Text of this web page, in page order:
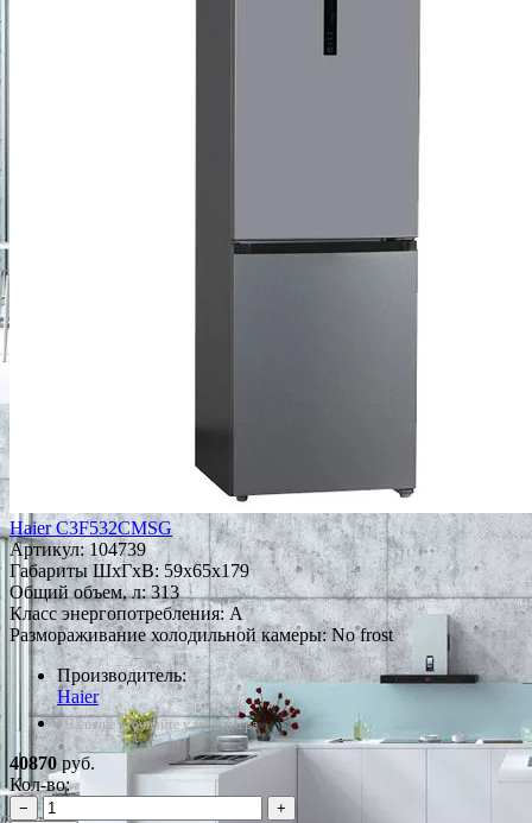
Haier C3F532CMSG
Артикул:104739
Габариты ШxГxВ: 59x65x179
Общий объем, л: 313
Класс энергопотребления: A
Размораживание холодильной камеры: No frost
Производитель:
Haier
*Наличие уточняйте у менеджера
40870 руб.
Кол-во:
−
+